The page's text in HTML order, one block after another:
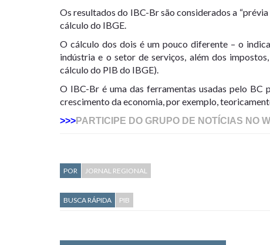
Os resultados do IBC-Br são considerados a
cálculo do IBGE.
O cálculo dos dois é um pouco diferente – o
indústria e o setor de serviços, além dos
cálculo do PIB do IBGE).
O IBC-Br é uma das ferramentas usadas pelo
crescimento da economia, por exemplo,
>>>PARTICIPE DO GRUPO DE NOTÍCIAS NO
POR JORNAL REGIONAL
BUSCA RÁPIDA PIB